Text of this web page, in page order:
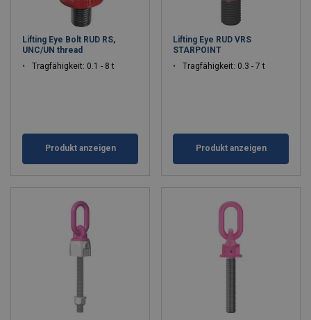
Lifting Eye Bolt RUD RS,
UNC/UN thread
Tragfähigkeit: 0.1 - 8 t
Produkt anzeigen
Lifting Eye RUD VRS
STARPOINT
Tragfähigkeit: 0.3 - 7 t
Produkt anzeigen